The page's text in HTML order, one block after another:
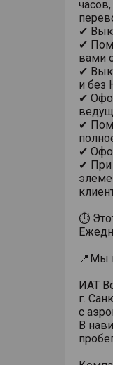
✔
✔
вами
✔
и без
✔
✔
✔
✔ При
⏱
📍Мы
ИАТ
г.
с
В